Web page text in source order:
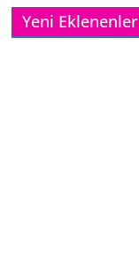
Yeni Eklenenler